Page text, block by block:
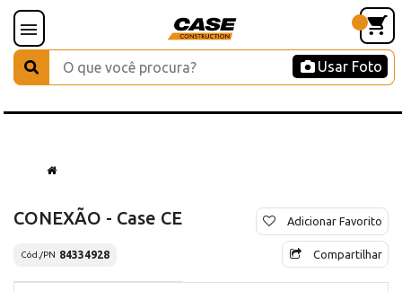
Usar Foto
CONEXÃO - Case CE
Cód./PN 84334928
Adicionar Favorito
Compartilhar